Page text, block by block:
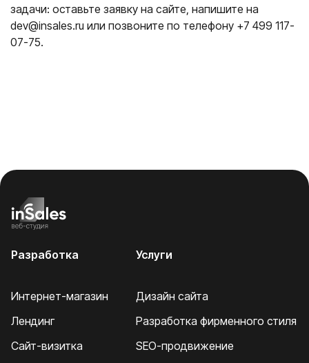
задачи: оставьте заявку на сайте, напишите на
dev@insales.ru или позвоните по телефону +7 499 117-
07-75.
Разработка
Интернет-магазин
Лендинг
Сайт-визитка
Услуги
Дизайн сайта
Разработка фирменного стиля
SEO-продвижение